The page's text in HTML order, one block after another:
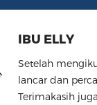
IBU ELLY
Setelah
lancar dan
Terimakasih